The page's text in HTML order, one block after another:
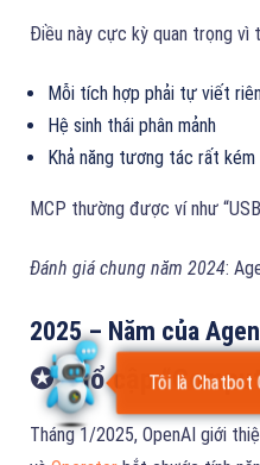
Điều này cực kỳ quan trọng vì
Mỗi tích hợp phải tự viết
Hệ sinh thái phân mảnh
Khả năng tương tác rất kém
MCP thường được ví như
Đánh giá chung năm 2024:
2025 – Năm của
✪ Phổ cập
Tháng 1/2025, OpenAI giới